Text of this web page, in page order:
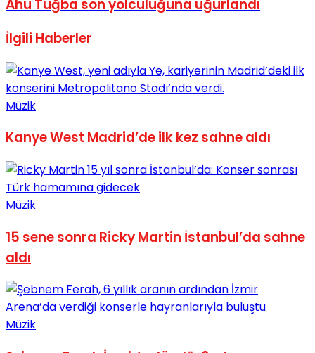
No Result
Ahu Tuğba son yolculuğuna uğurlandı
İlgili Haberler
Müzik
Kanye West Madrid’de ilk kez sahne aldı
Müzik
15 sene sonra Ricky Martin İstanbul’da sahne
aldı
Müzik